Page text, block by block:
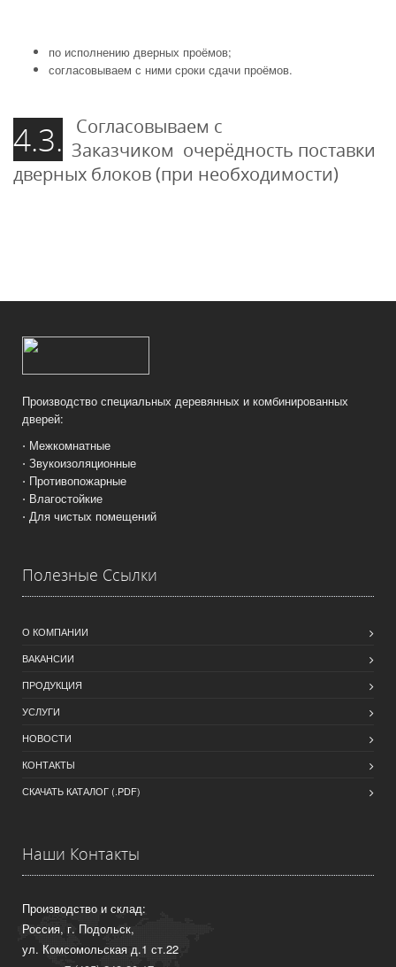
по исполнению дверных проёмов;
согласовываем с ними сроки сдачи проёмов.
4.3.
Согласовываем с
Заказчиком очерёдность поставки
дверных блоков (при необходимости)
Производство специальных деревянных и комбинированных
дверей:
⋅ Межкомнатные
⋅ Звукоизоляционные
⋅ Противопожарные
⋅ Влагостойкие
⋅ Для чистых помещений
Полезные Ссылки
О КОМПАНИИ
ВАКАНСИИ
ПРОДУКЦИЯ
УСЛУГИ
НОВОСТИ
КОНТАКТЫ
СКАЧАТЬ КАТАЛОГ (.PDF)
Наши Контакты
Производство и склад:
Россия, г. Подольск,
ул. Комсомольская д.1 ст.22